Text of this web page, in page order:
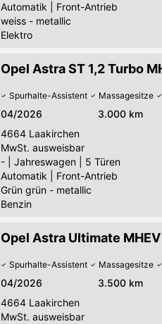
Automatik
Front-Antrieb
weiss - metallic
Elektro
Opel Astra ST 1,2 Turbo
Spurhalte-Assistent Massagesitze
04/2026 3.000 km
4664 Laakirchen
MwSt. ausweisbar
-
Jahreswagen
5 Türen
Automatik
Front-Antrieb
Grün grün - metallic
Benzin
Opel Astra Ultimate
Spurhalte-Assistent Massagesitze
04/2026 3.500 km
4664 Laakirchen
MwSt. ausweisbar